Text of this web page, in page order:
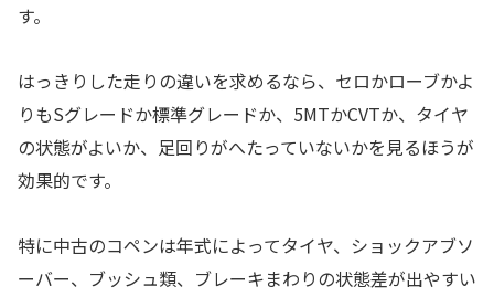
す。
はっきりした走りの違いを求めるなら、セロかローブかよ
りもSグレードか標準グレードか、5MTかCVTか、タイヤ
の状態がよいか、足回りがへたっていないかを見るほうが
効果的です。
特に中古のコペンは年式によってタイヤ、ショックアブソ
ーバー、ブッシュ類、ブレーキまわりの状態差が出やすい